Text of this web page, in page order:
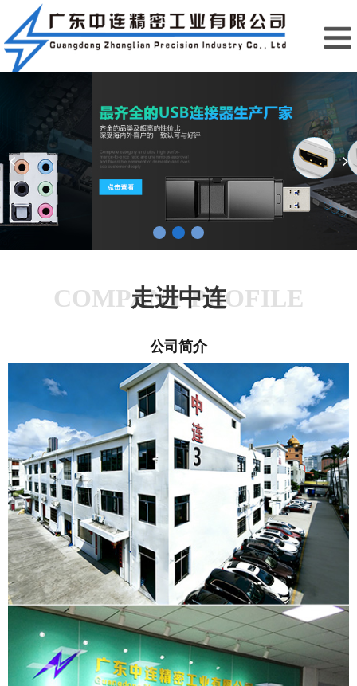
COMPANY PROFILE
走进中连
公司简介